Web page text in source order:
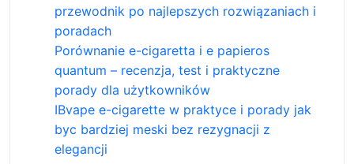
przewodnik po najlepszych rozwiązaniach i
poradach
Porównanie e-cigaretta i e papieros
quantum – recenzja, test i praktyczne
porady dla użytkowników
IBvape e-cigarette w praktyce i porady jak
byc bardziej meski bez rezygnacji z
elegancji